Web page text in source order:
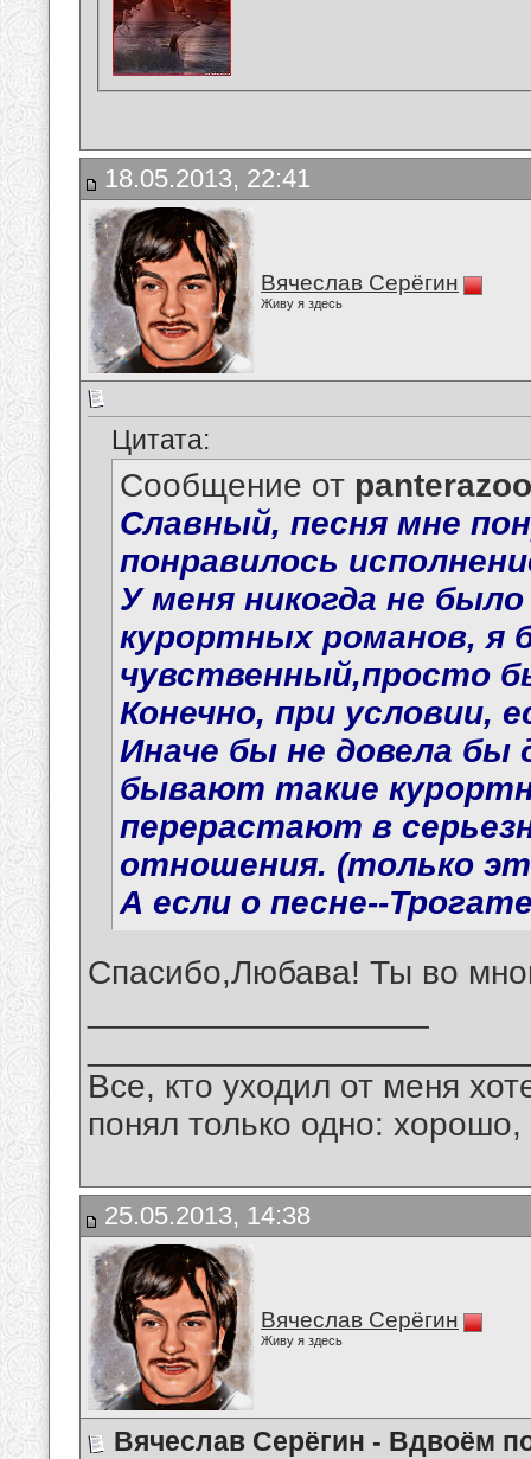
18.05.2013, 22:41
Вячеслав Серёгин
Живу я здесь
Цитата:
Сообщение от
Славный, песня мне
понравилось
У меня никогда не
курортных романов, я
чувственный,просто
Конечно, при условии,
Иначе бы не довела бы
бывают такие
перерастают в
отношения. (только
А если о песне--
Спасибо,Любава! Ты во
Все, кто уходил от меня
понял только одно:
25.05.2013, 14:38
Вячеслав Серёгин
Живу я здесь
Вячеслав Серёгин - Вдвоём